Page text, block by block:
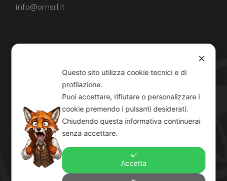
info@ornsrl.it
Orari
Lun-Ven: 8-12:30 14-19
Sab: 8-12:30
✕
Questo sito utilizza cookie tecnici e di
profilazione.
Puoi accettare, rifiutare o personalizzare i
cookie premendo i pulsanti desiderati.
Chiudendo questa informativa continuerai
senza accettare.
Accetta